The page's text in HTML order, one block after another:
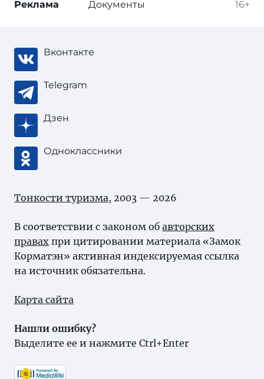
16+
Реклама Документы
Вконтакте
Telegram
Дзен
Одноклассники
Тонкости туризма, 2003 — 2026
В соответствии с законом об авторских
правах при цитировании материала «Замок
Корматэн» активная индексируемая ссылка
на источник обязательна.
Карта сайта
Нашли ошибку?
Выделите ее и нажмите Ctrl+Enter